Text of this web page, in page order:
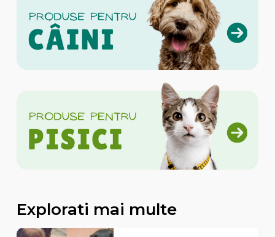
Explorati mai multe